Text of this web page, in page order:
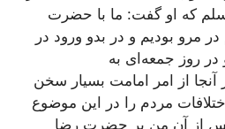
كه او گفت: ما با حضرت
مرو بوديم و در بدو ورود در
روز جمعه‌اى به
از امر امامت بسيار سخن
مردم را در اين موضوع
از آن من بر حضرت رضا